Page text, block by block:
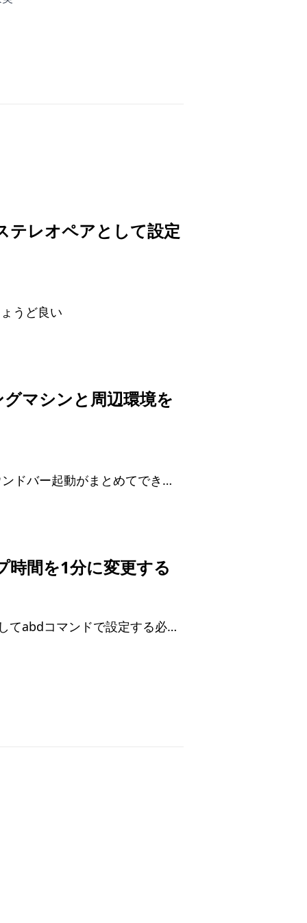
テレオペアとして設定
うど良い
マシンと周辺環境を
PC起動、TV起動、サウンドバー起動がまとめてできるようになった
時間を1分に変更する
開発者モードを有効にしてabdコマンドで設定する必要があった